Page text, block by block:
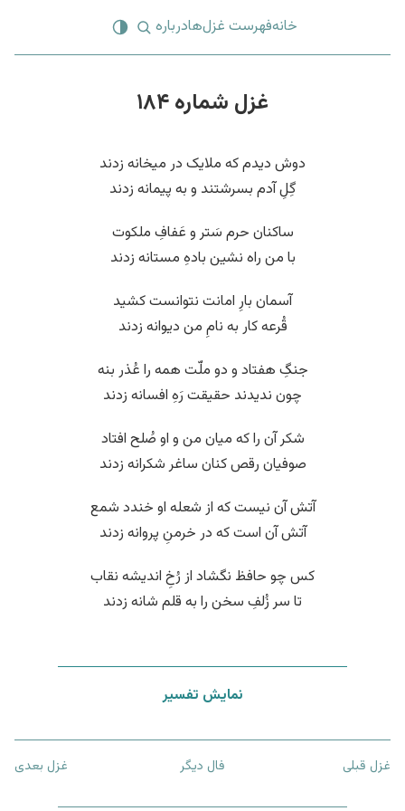
خانهفهرست غزل‌هادرباره
غزل شماره ۱۸۴
دوش دیدم که ملایک در میخانه زدند
گِلِ آدم بسرشتند و به پیمانه زدند
ساکنان حرم سَتر و عَفافِ ملکوت
با من راه نشین بادهِ مستانه زدند
آسمان بارِ امانت نتوانست کشید
قُرعه کار به نامِ من دیوانه زدند
جنگِ هفتاد و دو ملّت همه را عُذر بنه
چون ندیدند حقیقت رَهِ افسانه زدند
شکر آن را که میان من و او صُلح افتاد
صوفیان رقص کنان ساغر شکرانه زدند
آتش آن نیست که از شعله او خندد شمع
آتش آن است که در خرمنِ پروانه زدند
کس چو حافظ نگشاد از رُخِ اندیشه نقاب
تا سر زُلفِ سخن را به قلم شانه زدند
نمایش تفسیر
غزل قبلی فال دیگر غزل بعدی